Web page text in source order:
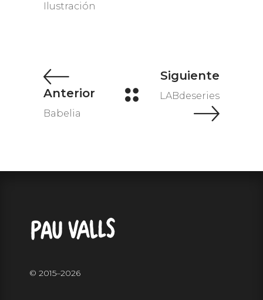
Ilustración
Babelia
LABdeseries
© 2015–2026